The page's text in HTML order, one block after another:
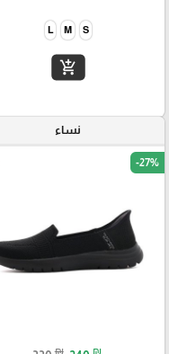
S
M
L
add_shopping_cart
نساء
-27%
₪ ₪